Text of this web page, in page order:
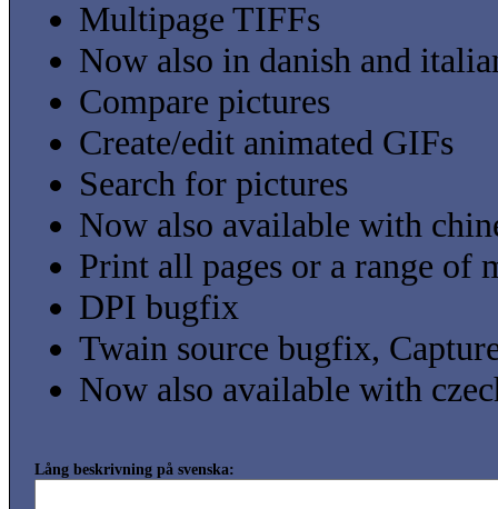
Multipage TIFFs
Now also in danish and
Compare pictures
Create/edit animated GIFs
Search for pictures
Now also available with
Print all pages or a range of
DPI bugfix
Twain source bugfix,
Now also available with
Lång beskrivning på svenska: